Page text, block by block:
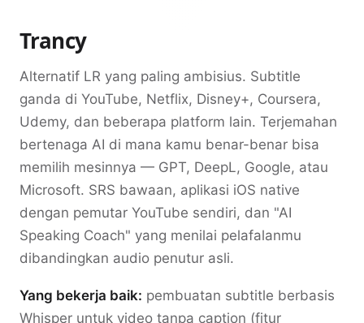
Trancy
Alternatif LR yang paling ambisius. Subtitle
ganda di YouTube, Netflix, Disney+, Coursera,
Udemy, dan beberapa platform lain. Terjemahan
bertenaga AI di mana kamu benar-benar bisa
memilih mesinnya — GPT, DeepL, Google, atau
Microsoft. SRS bawaan, aplikasi iOS native
dengan pemutar YouTube sendiri, dan "AI
Speaking Coach" yang menilai pelafalanmu
dibandingkan audio penutur asli.
Yang bekerja baik: pembuatan subtitle berbasis
Whisper untuk video tanpa caption (fitur